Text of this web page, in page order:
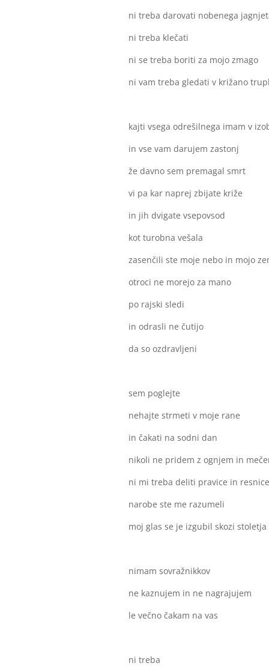
ni treba darovati nobenega
ni treba klečati
ni se treba boriti za mojo zmago
ni vam treba gledati v križano
kajti vsega odrešilnega imam v
in vse vam darujem zastonj
že davno sem premagal smrt
vi pa kar naprej zbijate križe
in jih dvigate vsepovsod
kot turobna vešala
zasenčili ste moje nebo in mojo
otroci ne morejo za mano
po rajski sledi
in odrasli ne čutijo
da so ozdravljeni
sem poglejte
nehajte strmeti v moje rane
in čakati na sodni dan
nikoli ne pridem z ognjem in
ni mi treba deliti pravice in resnice
narobe ste me razumeli
moj glas se je izgubil skozi stoletja
nimam sovražnikkov
ne kaznujem in ne nagrajujem
le večno čakam na vas
ni treba